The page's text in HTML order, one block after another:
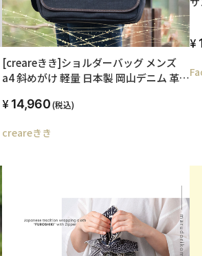
[creareきき]ショルダーバッグ メンズ
a4 斜めがけ 軽量 日本製 岡山デニム 革
お父さん 誕生日 プレゼント Dom-002
14,960(税込)
creareきき